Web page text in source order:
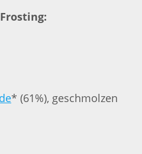
* (61%), geschmolzen